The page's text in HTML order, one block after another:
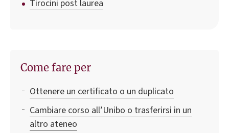
Tirocini post laurea
Come fare per
Ottenere un certificato o un duplicato
Cambiare corso all’Unibo o trasferirsi in un
altro ateneo